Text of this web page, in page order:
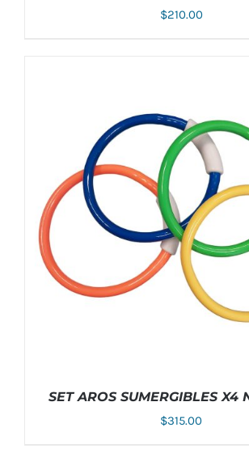
$210.00
SET AROS SUMERGIBLES X4
$315.00